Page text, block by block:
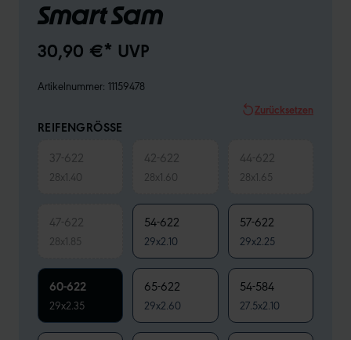
Smart Sam
30,90 €* UVP
Artikelnummer: 11159478
Zurücksetzen
REIFENGRÖSSE
37-622
28x1.40
42-622
28x1.60
44-622
28x1.65
47-622
28x1.85
54-622
29x2.10
57-622
29x2.25
60-622
29x2.35
65-622
29x2.60
54-584
27.5x2.10